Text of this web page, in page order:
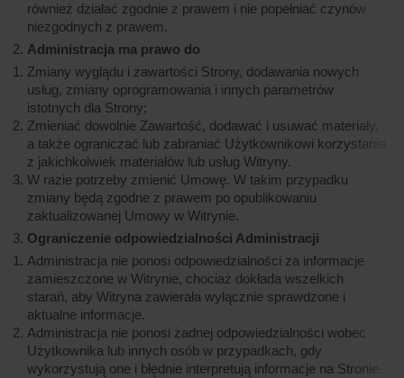
również działać zgodnie z prawem i nie popełniać czynów
niezgodnych z prawem.
Administracja ma prawo do
Zmiany wyglądu i zawartości Strony, dodawania nowych
usług, zmiany oprogramowania i innych parametrów
istotnych dla Strony;
Zmieniać dowolnie Zawartość, dodawać i usuwać materiały,
a także ograniczać lub zabraniać Użytkownikowi korzystania
z jakichkolwiek materiałów lub usług Witryny.
W razie potrzeby zmienić Umowę. W takim przypadku
zmiany będą zgodne z prawem po opublikowaniu
zaktualizowanej Umowy w Witrynie.
Ograniczenie odpowiedzialności Administracji
Administracja nie ponosi odpowiedzialności za informacje
zamieszczone w Witrynie, chociaż dokłada wszelkich
starań, aby Witryna zawierała wyłącznie sprawdzone i
aktualne informacje.
Administracja nie ponosi żadnej odpowiedzialności wobec
Użytkownika lub innych osób w przypadkach, gdy
wykorzystują one i błędnie interpretują informacje na Stronie.